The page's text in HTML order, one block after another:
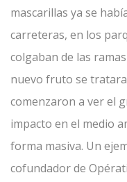
mascarillas ya se
carreteras, en los
colgaban de las
nuevo fruto se
comenzaron a ver el
impacto en el medio
forma masiva. Un
cofundador de